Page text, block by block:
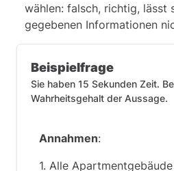
wählen: falsch, richtig, lässt
gegebenen Informationen
Beispielfrage
Sie haben 15 Sekunden Zeit.
Wahrheitsgehalt der Aussage.
Annahmen:
1. Alle